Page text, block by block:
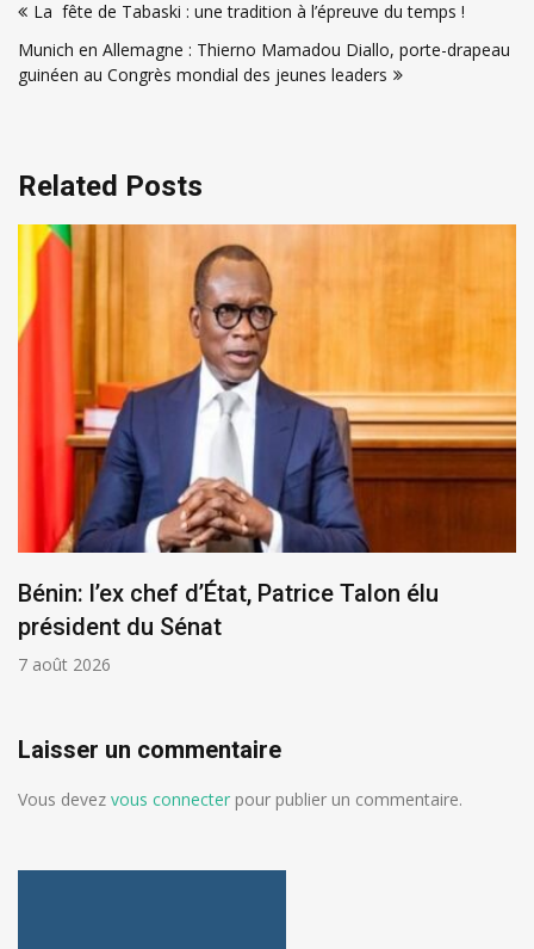
de
l’article
La fête de Tabaski : une tradition à l’épreuve du temps !
Munich en Allemagne : Thierno Mamadou Diallo, porte-drapeau
guinéen au Congrès mondial des jeunes leaders
Related Posts
Bénin: l’ex chef d’État, Patrice Talon élu
président du Sénat
7 août 2026
Laisser un commentaire
Vous devez vous connecter pour publier un commentaire.